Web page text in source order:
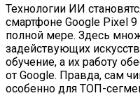
Технологии ИИ
смартфоне Google Pixel
полной мере. Здесь
задействующих
обучение, а их работу
от Google. Правда, сам
особенно для ТОП-